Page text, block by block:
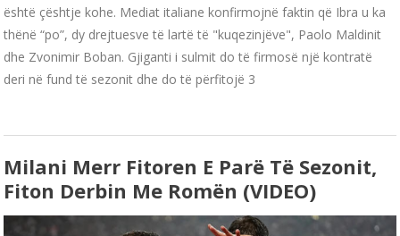
është çështje kohe. Mediat italiane konfirmojnë faktin që Ibra u ka
thënë “po”, dy drejtuesve të lartë të "kuqezinjëve", Paolo Maldinit
dhe Zvonimir Boban. Gjiganti i sulmit do të firmosë një kontratë
deri në fund të sezonit dhe do të përfitojë 3
Milani Merr Fitoren E Parë Të Sezonit,
Fiton Derbin Me Romën (VIDEO)